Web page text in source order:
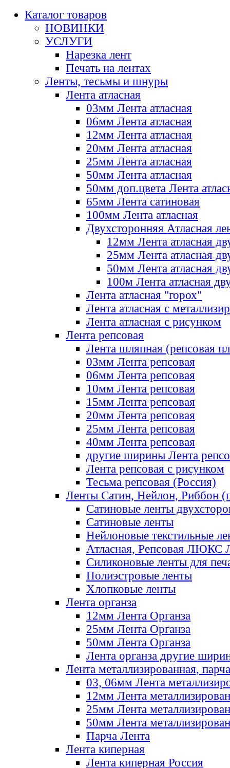
Каталог товаров
НОВИНКИ
УСЛУГИ
Нарезка лент
Печать на лентах
Ленты, тесьмы и шнуры
Лента атласная
03мм Лента атласная
06мм Лента атласная
12мм Лента атласная
20мм Лента атласная
25мм Лента атласная
50мм Лента атласная
50мм доп.цвета Лента
65мм Лента сатиновая
100мм Лента атласная
Двухсторонняя Атласная
12мм Лента атласная
25мм Лента атласная
50мм Лента атласная
100м Лента атласная
Лента атласная "горох"
Лента атласная с
Лента атласная с рисунком
Лента репсовая
Лента шляпная (репсовая
03мм Лента репсовая
06мм Лента репсовая
10мм Лента репсовая
15мм Лента репсовая
20мм Лента репсовая
25мм Лента репсовая
40мм Лента репсовая
другие ширины Лента
Лента репсовая с рисунком
Тесьма репсовая (Россия)
Ленты Сатин, Нейлон, Риббон
Сатиновые ленты
Сатиновые ленты
Нейлоновые текстильные
Атласная, Репсовая ЛЮКС
Силиконовые ленты для
Полиэстровые ленты
Хлопковые ленты
Лента органза
12мм Лента Органза
25мм Лента Органза
50мм Лента Органза
Лента органза другие
Лента металлизированная, парча
03, 06мм Лента
12мм Лента
25мм Лента
50мм Лента
Парча Лента
Лента киперная
Лента киперная Россия